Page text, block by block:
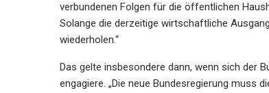
verbundenen Folgen für die öffentlichen
Solange die derzeitige wirtschaftliche
wiederholen.“
Das gelte insbesondere dann, wenn sich der
engagiere. „Die neue Bundesregierung muss